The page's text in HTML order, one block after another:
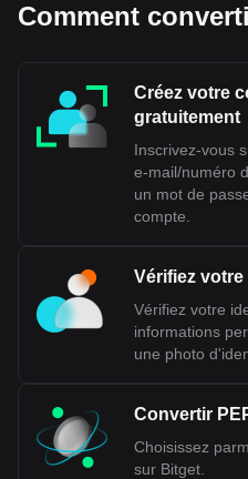
Comment
Créez votre
gratuitement
Inscrivez-vous
e-mail/numéro
un mot de
compte.
Vérifiez
Vérifiez votre
informations
une photo
Convertir
Choisissez
sur Bitget.